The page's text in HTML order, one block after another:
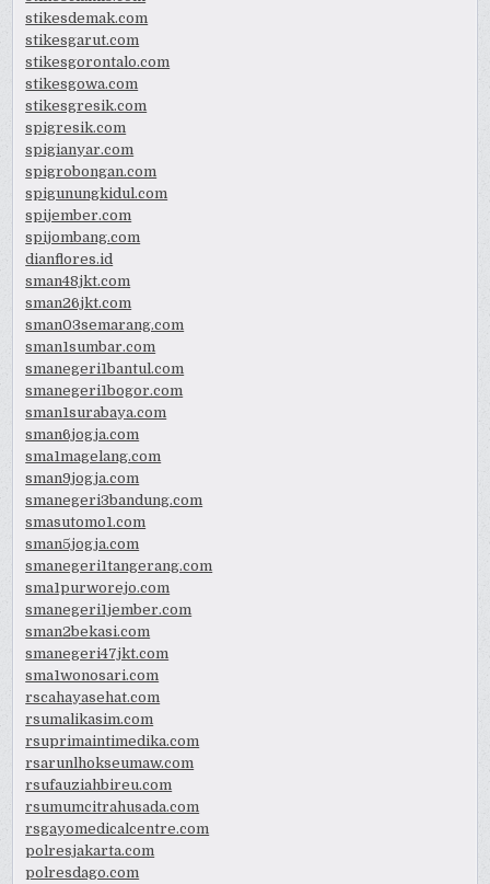
stikesdemak.com
stikesgarut.com
stikesgorontalo.com
stikesgowa.com
stikesgresik.com
spigresik.com
spigianyar.com
spigrobongan.com
spigunungkidul.com
spijember.com
spijombang.com
dianflores.id
sman48jkt.com
sman26jkt.com
sman03semarang.com
sman1sumbar.com
smanegeri1bantul.com
smanegeri1bogor.com
sman1surabaya.com
sman6jogja.com
sma1magelang.com
sman9jogja.com
smanegeri3bandung.com
smasutomo1.com
sman5jogja.com
smanegeri1tangerang.com
sma1purworejo.com
smanegeri1jember.com
sman2bekasi.com
smanegeri47jkt.com
sma1wonosari.com
rscahayasehat.com
rsumalikasim.com
rsuprimaintimedika.com
rsarunlhokseumaw.com
rsufauziahbireu.com
rsumumcitrahusada.com
rsgayomedicalcentre.com
polresjakarta.com
polresdago.com